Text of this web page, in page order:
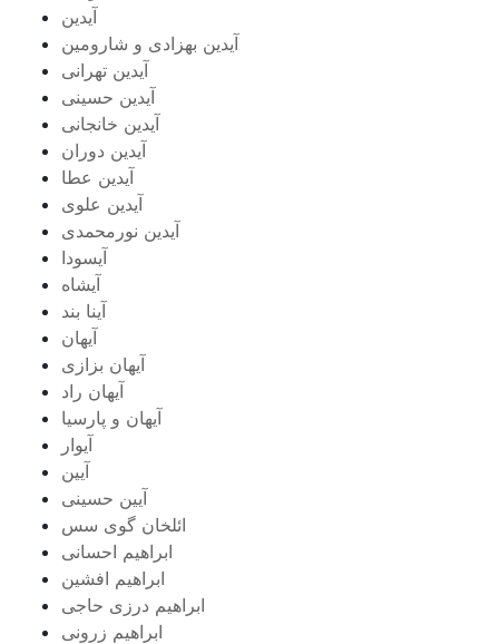
آیدین
آیدین بهزادی و شارومین
آیدین تهرانی
آیدین حسینی
آیدین خانجانی
آیدین دوران
آیدین عطا
آیدین علوی
آیدین نورمحمدی
آیسودا
آیشاه
آینا بند
آیهان
آیهان بزازی
آیهان راد
آیهان و پارسیا
آیوار
آیین
آیین حسینی
ائلخان گوی سس
ابراهیم احسانی
ابراهیم افشین
ابراهیم درزی حاجی
ابراهیم زرونی